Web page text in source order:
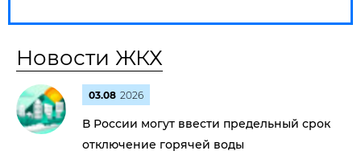
Новости ЖКХ
03.08 2026
В России могут ввести предельный срок
отключение горячей воды